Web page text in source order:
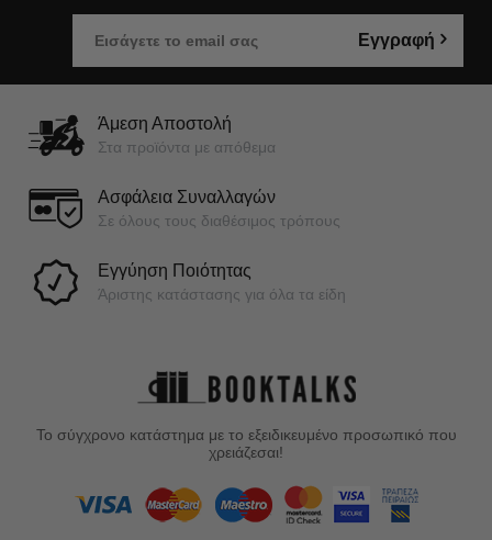
Εγγραφή
Άμεση Αποστολή
Στα προϊόντα με απόθεμα
Ασφάλεια Συναλλαγών
Σε όλους τους διαθέσιμος τρόπους
Εγγύηση Ποιότητας
Άριστης κατάστασης για όλα τα είδη
Το σύγχρονο κατάστημα με το εξειδικευμένο προσωπικό που
χρειάζεσαι!